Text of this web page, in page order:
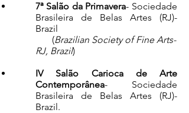
7ª Salão da Primavera- Sociedade
Brasileira de Belas Artes (RJ)-
Brazil
(Brazilian Society of Fine Arts-
RJ, Brazil)​​
IV Salão Carioca de Arte
Contemporânea- Sociedade
Brasileira de Belas Artes (RJ)-
Brazil.